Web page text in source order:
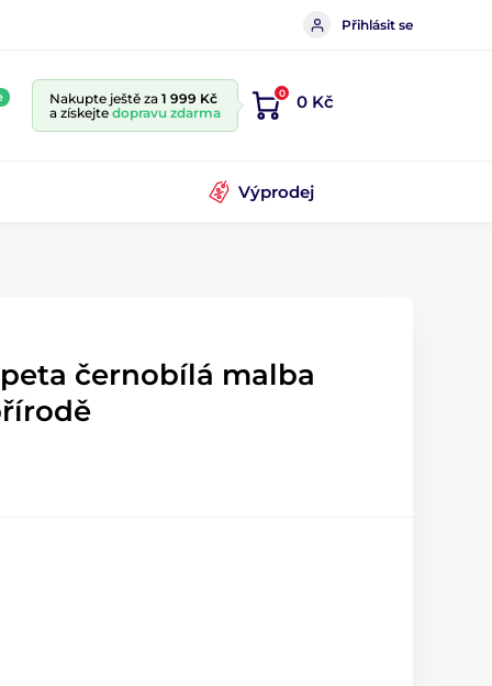
Přihlásit se
Nakupte ještě za 1 999 Kč
a získejte dopravu zdarma
0 0 Kč
Výprodej
černobílá malba